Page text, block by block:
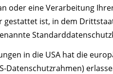
oder eine Verarbeitung
gestattet ist, in dem
in die USA hat die
Datenschutzrahmen)